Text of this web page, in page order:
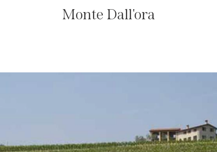
Monte Dall'ora